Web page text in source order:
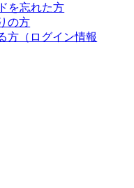
を忘れた方
の方
方（ログイン情報